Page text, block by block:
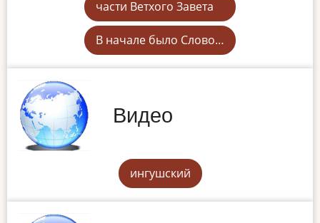
части Ветхого Завета
В начале было Слово…
Видео
ингушский